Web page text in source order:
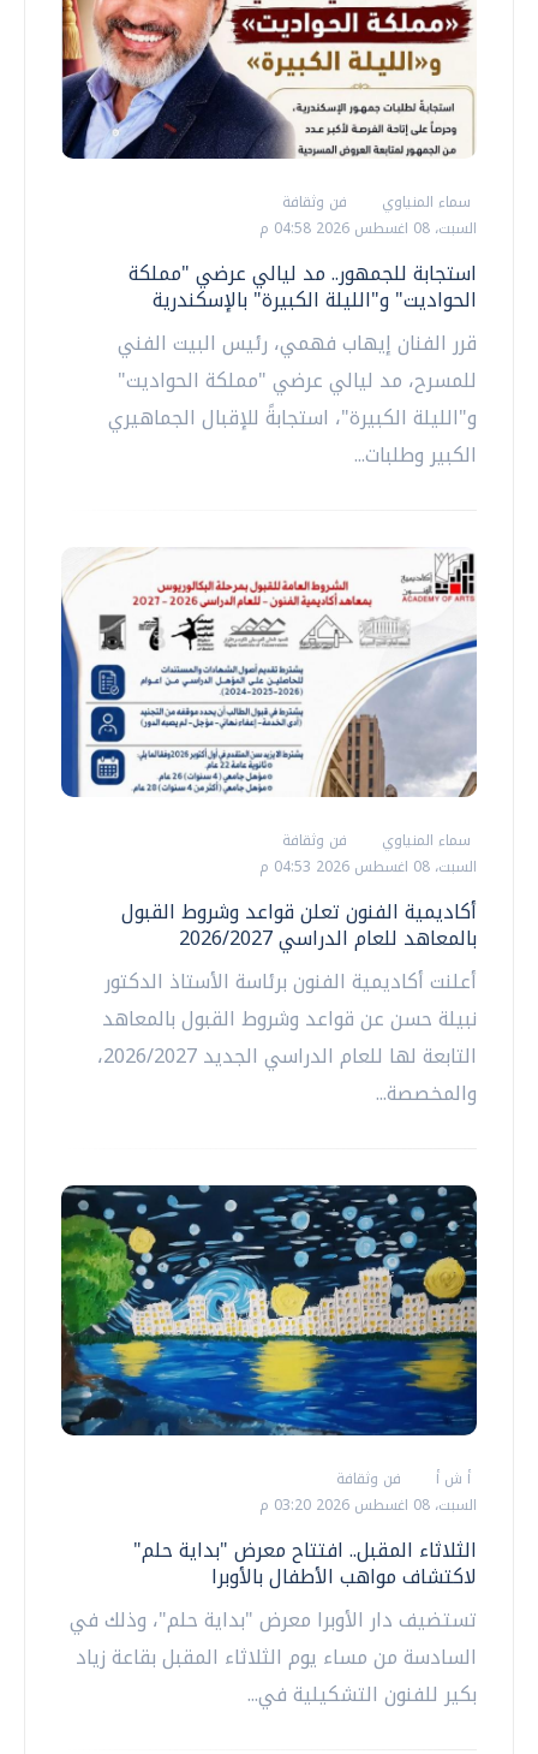
سماء المنياوي
فن وثقافة
السبت، 08 اغسطس 2026 04:58 م
استجابة للجمهور.. مد ليالي عرضي "مملكة
الحواديت" و"الليلة الكبيرة" بالإسكندرية
قرر الفنان إيهاب فهمي، رئيس البيت الفني
للمسرح، مد ليالي عرضي "مملكة الحواديت"
و"الليلة الكبيرة"، استجابةً للإقبال الجماهيري
الكبير وطلبات...
سماء المنياوي
فن وثقافة
السبت، 08 اغسطس 2026 04:53 م
أكاديمية الفنون تعلن قواعد وشروط القبول
بالمعاهد للعام الدراسي 2026/2027
أعلنت أكاديمية الفنون برئاسة الأستاذ الدكتور
نبيلة حسن عن قواعد وشروط القبول بالمعاهد
التابعة لها للعام الدراسي الجديد 2026/2027،
والمخصصة...
أ ش أ
فن وثقافة
السبت، 08 اغسطس 2026 03:20 م
الثلاثاء المقبل.. افتتاح معرض "بداية حلم"
لاكتشاف مواهب الأطفال بالأوبرا
تستضيف دار الأوبرا معرض "بداية حلم"، وذلك في
السادسة من مساء يوم الثلاثاء المقبل بقاعة زياد
بكير للفنون التشكيلية في...